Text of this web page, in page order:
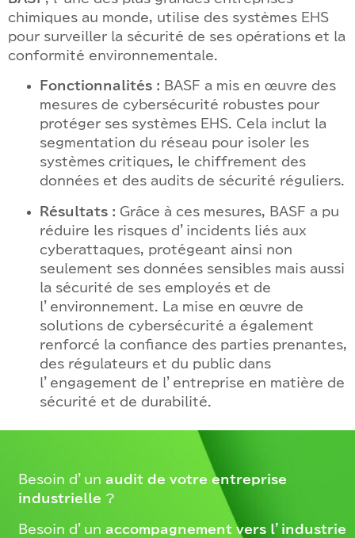
chimiques au monde, utilise des systèmes EHS
pour surveiller la sécurité de ses opérations et la
conformité environnementale.
Fonctionnalités : BASF a mis en œuvre des
mesures de cybersécurité robustes pour
protéger ses systèmes EHS. Cela inclut la
segmentation du réseau pour isoler les
systèmes critiques, le chiffrement des
données et des audits de sécurité réguliers.
Résultats : Grâce à ces mesures, BASF a pu
réduire les risques d’incidents liés aux
cyberattaques, protégeant ainsi non
seulement ses données sensibles mais aussi
la sécurité de ses employés et de
l’environnement. La mise en œuvre de
solutions de cybersécurité a également
renforcé la confiance des parties prenantes,
des régulateurs et du public dans
l’engagement de l’entreprise en matière de
sécurité et de durabilité.
Besoin d’un audit de votre entreprise
industrielle ?
Besoin d’un accompagnement vers l’industrie